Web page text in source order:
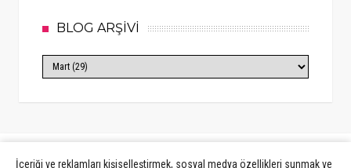
BLOG ARŞİVİ
İçeriği ve reklamları kişiselleştirmek, sosyal medya özellikleri sunmak ve